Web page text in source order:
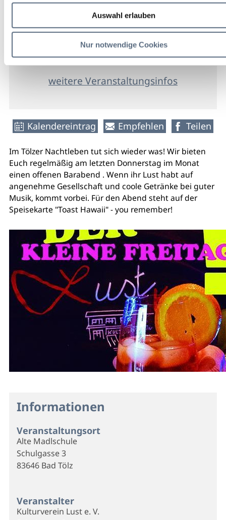
Auswahl erlauben
Nur notwendige Cookies
Alte Madlschule
freier
Eintritt
weitere Veranstaltungsinfos
Kalendereintrag Empfehlen Teilen
Im Tölzer Nachtleben tut sich wieder was! Wir bieten
Euch regelmäßig am letzten Donnerstag im Monat
einen offenen Barabend . Wenn ihr Lust habt auf
angenehme Gesellschaft und coole Getränke bei guter
Musik, kommt vorbei. Für den Abend steht auf der
Speisekarte "Toast Hawaii" - you remember!
Informationen
Veranstaltungsort
Alte Madlschule
Schulgasse 3
83646 Bad Tölz
Veranstalter
Kulturverein Lust e. V.